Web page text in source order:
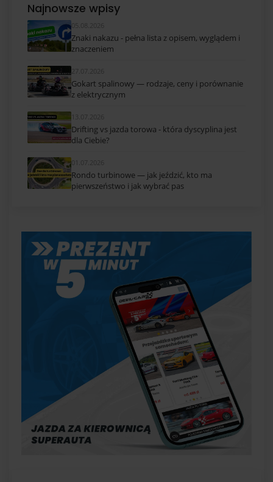
Najnowsze wpisy
05.08.2026
Znaki nakazu - pełna lista z opisem, wyglądem i
znaczeniem
Gokart spalinowy — rodzaje, ceny i porównanie
z elektrycznym
Drifting vs jazda torowa - która dyscyplina jest
dla Ciebie?
Rondo turbinowe — jak jeździć, kto ma
pierwszeństwo i jak wybrać pas